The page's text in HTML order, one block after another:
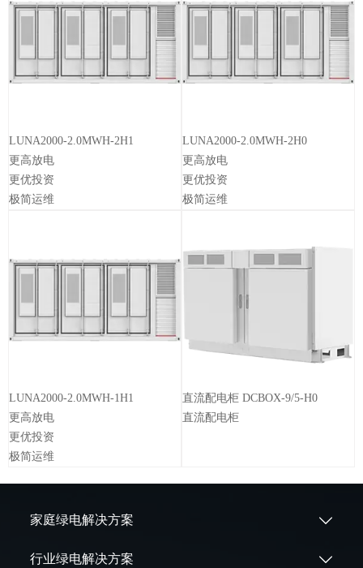
LUNA2000-2.0MWH-2H1
更高放电
更优投资
极简运维
LUNA2000-2.0MWH-2H0
更高放电
更优投资
极简运维
LUNA2000-2.0MWH-1H1
更高放电
更优投资
极简运维
直流配电柜 DCBOX-9/5-H0
直流配电柜
家庭绿电解决方案 
行业绿电解决方案 